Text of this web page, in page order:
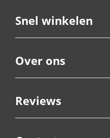
Snel winkelen
Over ons
Reviews